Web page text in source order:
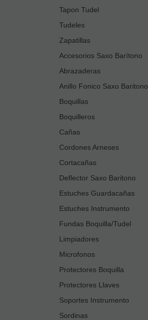
Tapon Tudel
Tudeles
Zapatillas
Accesorios Saxo Barítono
Abrazaderas
Anillo Fonico Saxo Baritono
Boquillas
Boquilleros
Cañas
Cordones Arneses
Cortacañas
Deflector Saxo Baritono
Estuches Guardacañas
Estuches Instrumento
Fundas Boquilla/Tudel
Limpiadores
Microfonos
Protectores Boquilla
Protectores Llaves
Soportes Instrumento
Sordinas